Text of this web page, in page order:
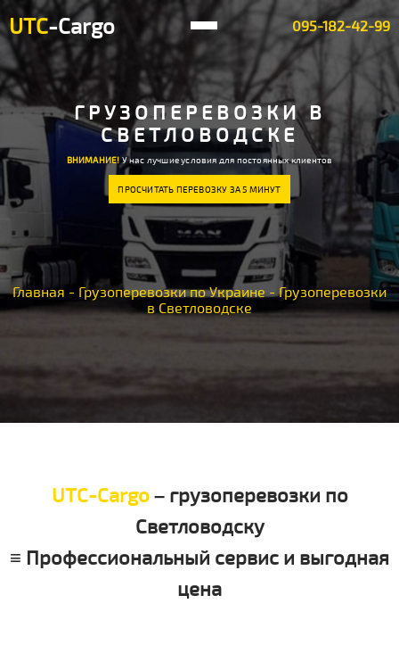
UTC-Cargo 095-182-42-99
ГРУЗОПЕРЕВОЗКИ В
СВЕТЛОВОДСКЕ
ВНИМАНИЕ!У нас лучшие условия для постоянных клиентов
ПРОСЧИТАТЬ ПЕРЕВОЗКУ ЗА 5 МИНУТ
Главная - Грузоперевозки по Украине -Грузоперевозки
в Светловодске
UTC-Cargo– грузоперевозки по
Светловодску
≡ Профессиональный сервис и выгодная
цена